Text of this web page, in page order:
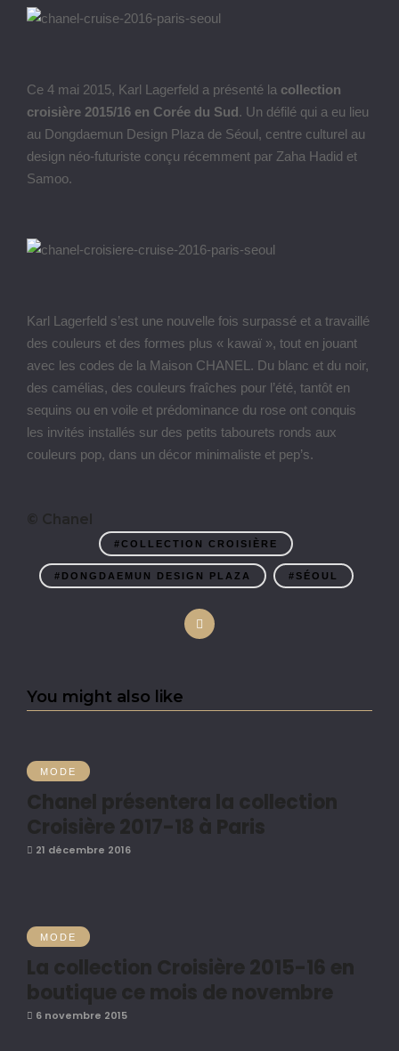
Ce 4 mai 2015, Karl Lagerfeld a présenté la collection
croisière 2015/16 en Corée du Sud. Un défilé qui a eu lieu
au Dongdaemun Design Plaza de Séoul, centre culturel au
design néo-futuriste conçu récemment par Zaha Hadid et
Samoo.
Karl Lagerfeld s’est une nouvelle fois surpassé et a travaillé
des couleurs et des formes plus « kawaï », tout en jouant
avec les codes de la Maison CHANEL. Du blanc et du noir,
des camélias, des couleurs fraîches pour l’été, tantôt en
sequins ou en voile et prédominance du rose ont conquis
les invités installés sur des petits tabourets ronds aux
couleurs pop, dans un décor minimaliste et pep’s.
© Chanel
#COLLECTION CROISIÈRE
#DONGDAEMUN DESIGN PLAZA #SÉOUL
You might also like
MODE
Chanel présentera la collection
Croisière 2017-18 à Paris
21 décembre 2016
MODE
La collection Croisière 2015-16 en
boutique ce mois de novembre
6 novembre 2015